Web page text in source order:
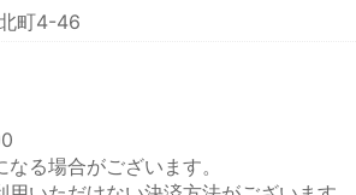
町4-46
る場合がございます。